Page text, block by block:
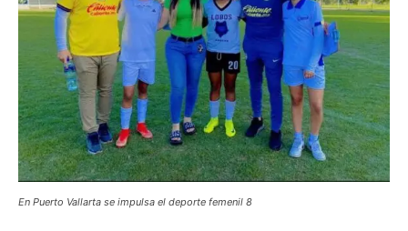
En Puerto Vallarta se impulsa el deporte femenil 8